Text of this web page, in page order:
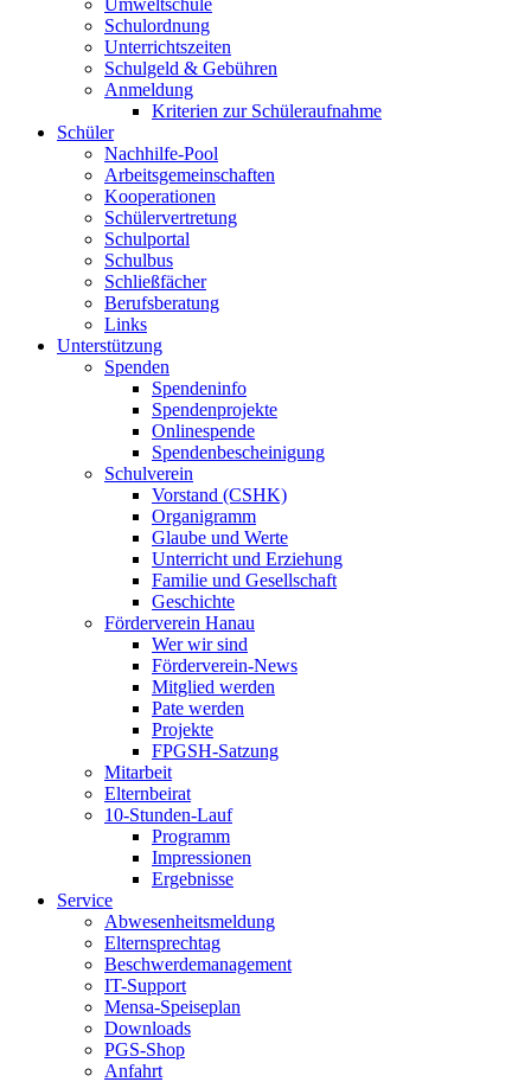
Umweltschule
Schulordnung
Unterrichtszeiten
Schulgeld & Gebühren
Anmeldung
Kriterien zur Schüleraufnahme
Schüler
Nachhilfe-Pool
Arbeitsgemeinschaften
Kooperationen
Schülervertretung
Schulportal
Schulbus
Schließfächer
Berufsberatung
Links
Unterstützung
Spenden
Spendeninfo
Spendenprojekte
Onlinespende
Spendenbescheinigung
Schulverein
Vorstand (CSHK)
Organigramm
Glaube und Werte
Unterricht und Erziehung
Familie und Gesellschaft
Geschichte
Förderverein Hanau
Wer wir sind
Förderverein-News
Mitglied werden
Pate werden
Projekte
FPGSH-Satzung
Mitarbeit
Elternbeirat
10-Stunden-Lauf
Programm
Impressionen
Ergebnisse
Service
Abwesenheitsmeldung
Elternsprechtag
Beschwerdemanagement
IT-Support
Mensa-Speiseplan
Downloads
PGS-Shop
Anfahrt